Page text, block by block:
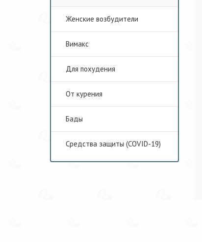
Женские возбудители
Вимакс
Для похудения
От курения
Бады
Средства защиты (COVID-19)